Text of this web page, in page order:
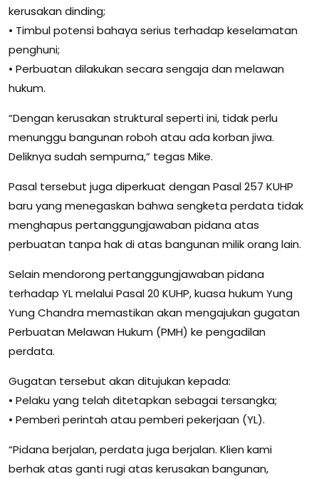
kerusakan dinding;
• Timbul potensi bahaya serius terhadap keselamatan
penghuni;
• Perbuatan dilakukan secara sengaja dan melawan
hukum.
“Dengan kerusakan struktural seperti ini, tidak perlu
menunggu bangunan roboh atau ada korban jiwa.
Deliknya sudah sempurna,” tegas Mike.
Pasal tersebut juga diperkuat dengan Pasal 257 KUHP
baru yang menegaskan bahwa sengketa perdata tidak
menghapus pertanggungjawaban pidana atas
perbuatan tanpa hak di atas bangunan milik orang lain.
Selain mendorong pertanggungjawaban pidana
terhadap YL melalui Pasal 20 KUHP, kuasa hukum Yung
Yung Chandra memastikan akan mengajukan gugatan
Perbuatan Melawan Hukum (PMH) ke pengadilan
perdata.
Gugatan tersebut akan ditujukan kepada:
• Pelaku yang telah ditetapkan sebagai tersangka;
• Pemberi perintah atau pemberi pekerjaan (YL).
“Pidana berjalan, perdata juga berjalan. Klien kami
berhak atas ganti rugi atas kerusakan bangunan,